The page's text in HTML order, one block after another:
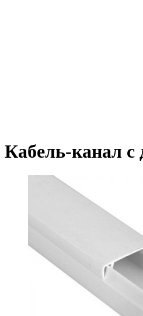
Кабель-канал